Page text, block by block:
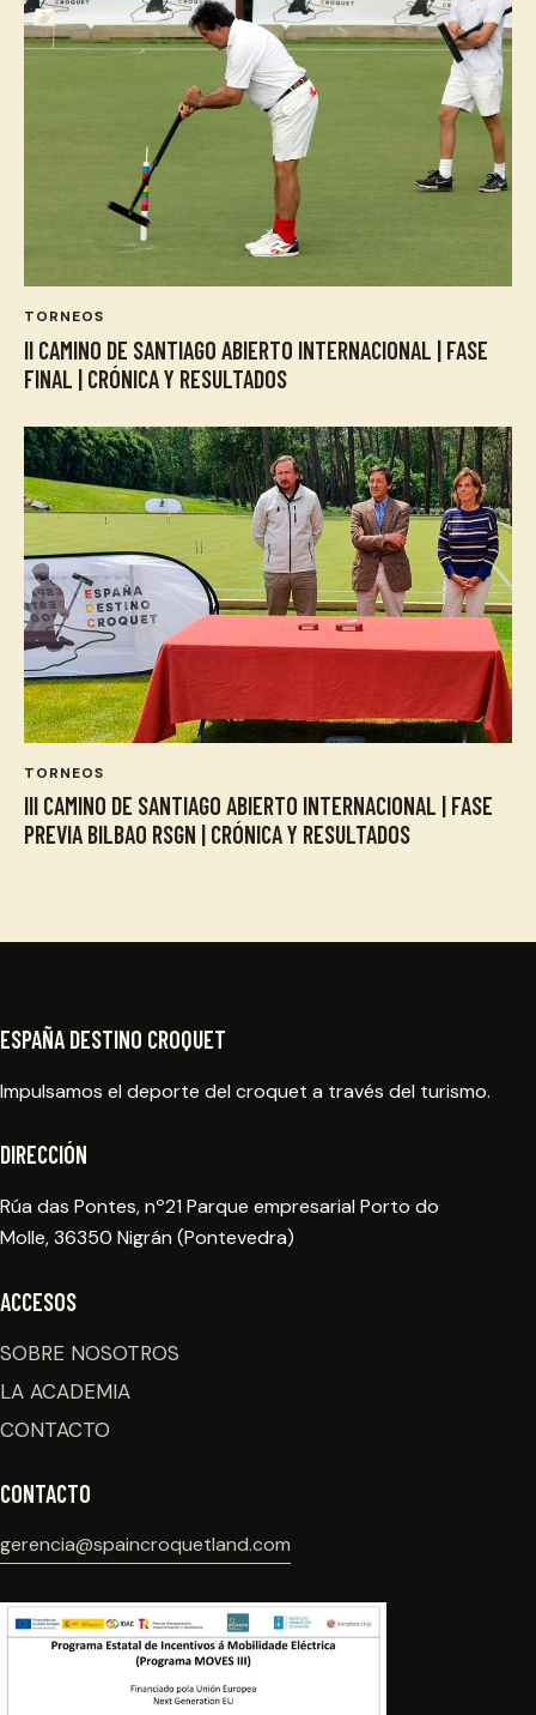
TORNEOS
II CAMINO DE SANTIAGO ABIERTO INTERNACIONAL | FASE
FINAL | CRÓNICA Y RESULTADOS
TORNEOS
III CAMINO DE SANTIAGO ABIERTO INTERNACIONAL | FASE
PREVIA BILBAO RSGN | CRÓNICA Y RESULTADOS
ESPAÑA DESTINO CROQUET
Impulsamos el deporte del croquet a través del turismo.
DIRECCIÓN
Rúa das Pontes, nº21 Parque empresarial Porto do
Molle, 36350 Nigrán (Pontevedra)
ACCESOS
SOBRE NOSOTROS
LA ACADEMIA
CONTACTO
CONTACTO
gerencia@spaincroquetland.com